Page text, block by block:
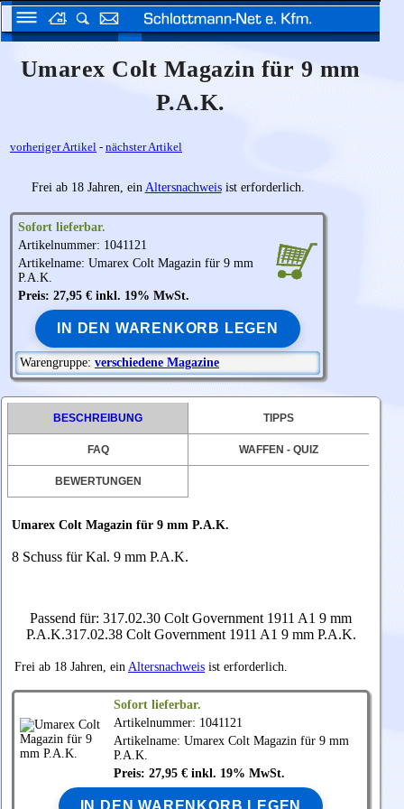
Umarex Colt Magazin für 9 mm
P.A.K.
vorheriger Artikel - nächster Artikel
Frei ab 18 Jahren, ein Altersnachweisist erforderlich.
Sofort lieferbar.
Artikelnummer: 1041121
Artikelname: Umarex Colt Magazin für 9 mm
P.A.K.
Preis: 27,95 € inkl. 19% MwSt.
IN DEN WARENKORB LEGEN
Warengruppe: verschiedene Magazine
BESCHREIBUNG TIPPS
FAQ WAFFEN - QUIZ
BEWERTUNGEN
Umarex Colt Magazin für 9 mm P.A.K.
8 Schuss für Kal. 9 mm P.A.K.
Passend für: 317.02.30 Colt Government 1911 A1 9 mm
P.A.K.317.02.38 Colt Government 1911 A1 9 mm P.A.K.
Frei ab 18 Jahren, ein Altersnachweis ist erforderlich.
Sofort lieferbar.
Artikelnummer: 1041121
Artikelname: Umarex Colt Magazin für 9 mm
P.A.K.
Preis: 27,95 € inkl. 19% MwSt.
IN DEN WARENKORB LEGEN